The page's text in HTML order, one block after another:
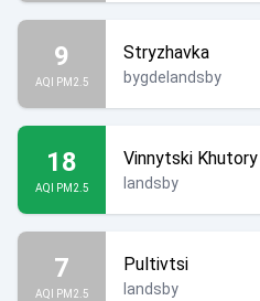
9
AQI PM2.5
Stryzhavka
bygdelandsby
18
AQI PM2.5
Vinnytski Khutory
landsby
7
AQI PM2.5
Pultivtsi
landsby